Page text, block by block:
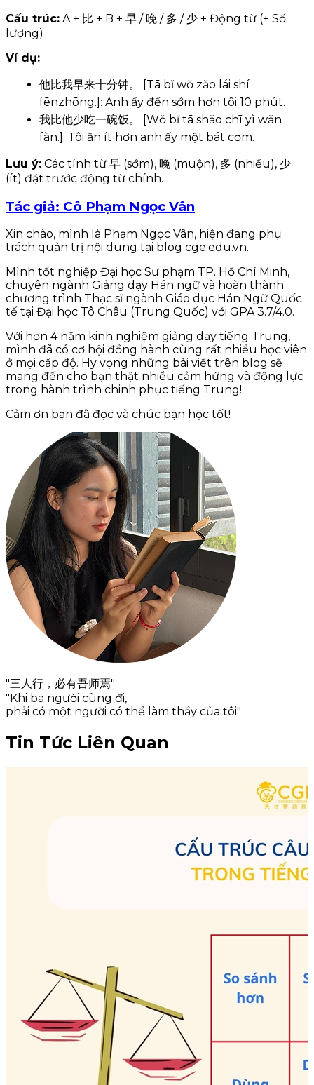
Cấu trúc: A + 比 + B + 早 / 晚 / 多 / 少 + Động từ (+ Số
lượng)
Ví dụ:
他比我早来十分钟。 [Tā bǐ wǒ zǎo lái shí
fēnzhōng.]: Anh ấy đến sớm hơn tôi 10 phút.
我比他少吃一碗饭。 [Wǒ bǐ tā shǎo chī yì wǎn
fàn.]: Tôi ăn ít hơn anh ấy một bát cơm.
Lưu ý: Các tính từ 早 (sớm), 晚 (muộn), 多 (nhiều), 少
(ít) đặt trước động từ chính.
Tác giả: Cô Phạm Ngọc Vân
Xin chào, mình là Phạm Ngọc Vân, hiện đang phụ
trách quản trị nội dung tại blog cge.edu.vn.
Mình tốt nghiệp Đại học Sư phạm TP. Hồ Chí Minh,
chuyên ngành Giảng dạy Hán ngữ và hoàn thành
chương trình Thạc sĩ ngành Giáo dục Hán Ngữ Quốc
tế tại Đại học Tô Châu (Trung Quốc) với GPA 3.7/4.0.
Với hơn 4 năm kinh nghiệm giảng dạy tiếng Trung,
mình đã có cơ hội đồng hành cùng rất nhiều học viên
ở mọi cấp độ. Hy vọng những bài viết trên blog sẽ
mang đến cho bạn thật nhiều cảm hứng và động lực
trong hành trình chinh phục tiếng Trung!
Cảm ơn bạn đã đọc và chúc bạn học tốt!
"三人行，必有吾师焉"
"Khi ba người cùng đi,
phải có một người có thể làm thầy của tôi"
Tin Tức Liên Quan